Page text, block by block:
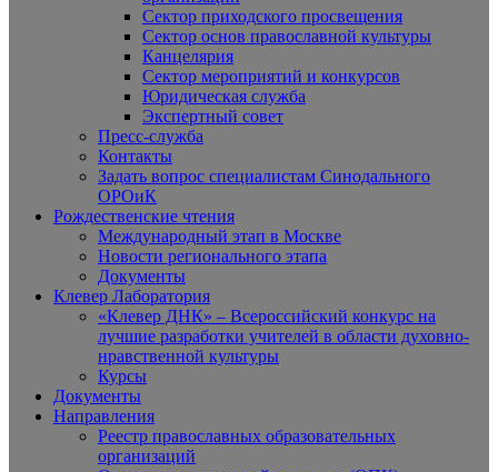
Сектор приходского просвещения
Сектор основ православной культуры
Канцелярия
Сектор мероприятий и конкурсов
Юридическая служба
Экспертный совет
Пресс-служба
Контакты
Задать вопрос специалистам Синодального
ОРОиК
Рождественские чтения
Международный этап в Москве
Новости регионального этапа
Документы
Клевер Лаборатория
«Клевер ДНК» – Всероссийский конкурс на
лучшие разработки учителей в области духовно-
нравственной культуры
Курсы
Документы
Направления
Реестр православных образовательных
организаций